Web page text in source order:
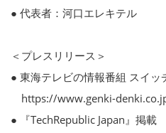
● 代表者：河口エレキテル
＜プレスリリース＞
● 東海テレビの情報番組 スイッ
https://www.genki-
● 『TechRepublic Japan』掲載